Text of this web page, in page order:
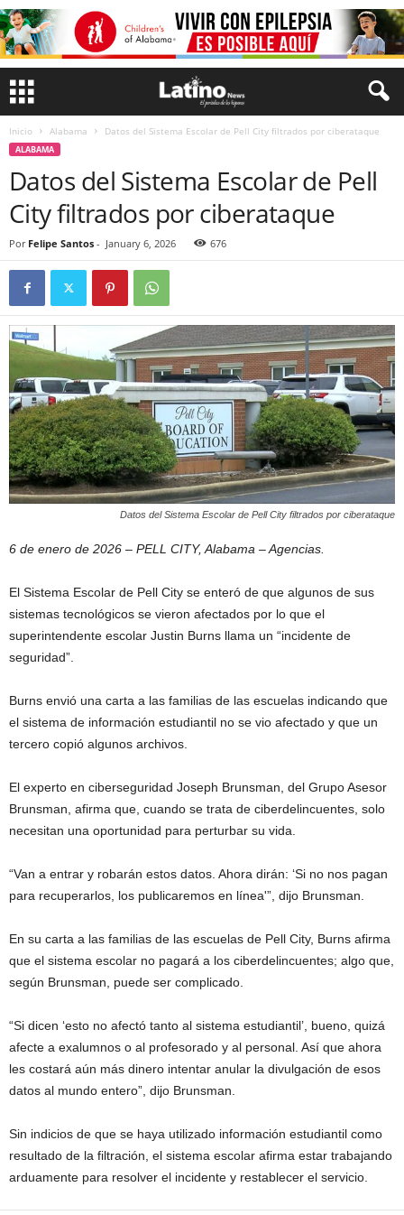
Inicio Alabama Datos del Sistema Escolar de Pell City filtrados por ciberataque
ALABAMA
Datos del Sistema Escolar de Pell
City filtrados por ciberataque
Por Felipe Santos - January 6, 2026 676
Datos del Sistema Escolar de Pell City filtrados por ciberataque
6 de enero de 2026 – PELL CITY, Alabama – Agencias.
El Sistema Escolar de Pell City se enteró de que algunos de sus
sistemas tecnológicos se vieron afectados por lo que el
superintendente escolar Justin Burns llama un “incidente de
seguridad”.
Burns envió una carta a las familias de las escuelas indicando que
el sistema de información estudiantil no se vio afectado y que un
tercero copió algunos archivos.
El experto en ciberseguridad Joseph Brunsman, del Grupo Asesor
Brunsman, afirma que, cuando se trata de ciberdelincuentes, solo
necesitan una oportunidad para perturbar su vida.
“Van a entrar y robarán estos datos. Ahora dirán: ‘Si no nos pagan
para recuperarlos, los publicaremos en línea'”, dijo Brunsman.
En su carta a las familias de las escuelas de Pell City, Burns afirma
que el sistema escolar no pagará a los ciberdelincuentes; algo que,
según Brunsman, puede ser complicado.
“Si dicen ‘esto no afectó tanto al sistema estudiantil’, bueno, quizá
afecte a exalumnos o al profesorado y al personal. Así que ahora
les costará aún más dinero intentar anular la divulgación de esos
datos al mundo entero”, dijo Brunsman.
Sin indicios de que se haya utilizado información estudiantil como
resultado de la filtración, el sistema escolar afirma estar trabajando
arduamente para resolver el incidente y restablecer el servicio.